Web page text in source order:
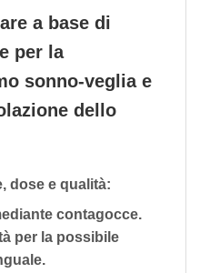
a base di
per la
sonno-veglia e
dello
dose e qualità:
contagocce.
per la possibile